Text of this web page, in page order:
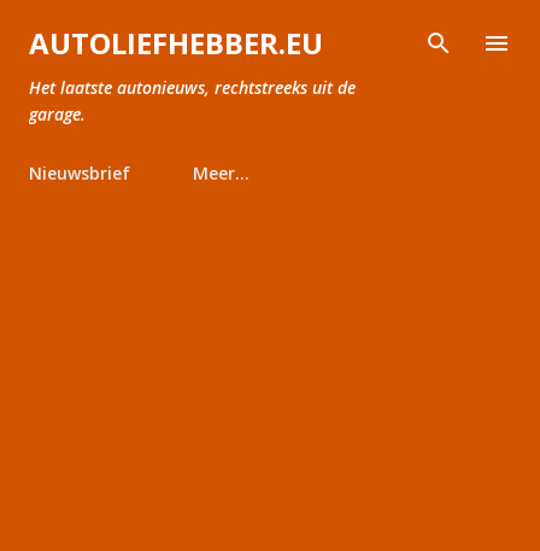
Doorgaan naar hoofdcontent
AUTOLIEFHEBBER.EU
Het laatste autonieuws, rechtstreeks uit de
garage.
Nieuwsbrief Meer…